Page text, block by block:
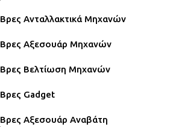
Βρες Ανταλλακτικά Μηχανών
Βρες Αξεσουάρ Μηχανών
Βρες Βελτίωση Μηχανών
Βρες Gadget
Βρες Αξεσουάρ Αναβάτη